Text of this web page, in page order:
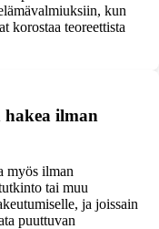
kun
korostaa teoreettista
ilman
myös ilman
tai muu
ja joissain
puuttuvan